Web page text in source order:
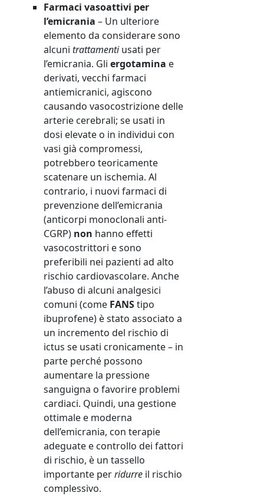
Farmaci vasoattivi per
l’emicrania – Un ulteriore
elemento da considerare sono
alcuni trattamentiusati per
l’emicrania. Gli ergotamina e
derivati, vecchi farmaci
antiemicranici, agiscono
causando vasocostrizione delle
arterie cerebrali; se usati in
dosi elevate o in individui con
vasi già compromessi,
potrebbero teoricamente
scatenare un ischemia. Al
contrario, i nuovi farmaci di
prevenzione dell’emicrania
(anticorpi monoclonali anti-
CGRP) non hanno effetti
vasocostrittori e sono
preferibili nei pazienti ad alto
rischio cardiovascolare. Anche
l’abuso di alcuni analgesici
comuni (come FANStipo
ibuprofene) è stato associato a
un incremento del rischio di
ictus se usati cronicamente – in
parte perché possono
aumentare la pressione
sanguigna o favorire problemi
cardiaci. Quindi, una gestione
ottimale e moderna
dell’emicrania, con terapie
adeguate e controllo dei fattori
di rischio, è un tassello
importante perridurre il rischio
complessivo.